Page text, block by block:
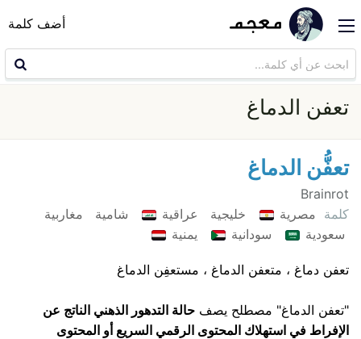
أضف كلمة
تعفن الدماغ
تعفُّن الدماغ
Brainrot
كلمة مصرية خليجية عراقية شامية
مغاربية
سعودية
سودانية يمنية
تعفن دماغ ، متعفن الدماغ ، مستعفِن الدماغ
"تعفن الدماغ" مصطلح يصف حالة التدهور الذهني الناتج عن
الإفراط في استهلاك المحتوى الرقمي السريع أو المحتوى